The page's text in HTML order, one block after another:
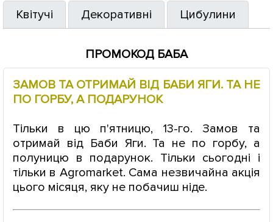
Квітучі Декоративні Цибулини
ПРОМОКОД БАБА
ЗАМОВ ТА ОТРИМАЙ ВІД БАБИ ЯГИ. ТА НЕ
ПО ГОРБУ, А ПОДАРУНОК
Тільки в цю п'ятницю, 13-го. Замов та
отримай від Баби Яги. Та не по горбу, а
полуницю в подарунок. Тільки сьогодні і
тільки в Agromarket. Сама незвичайна акція
цього місяця, яку не побачиш ніде.